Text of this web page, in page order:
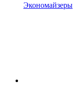
Экономайзеры